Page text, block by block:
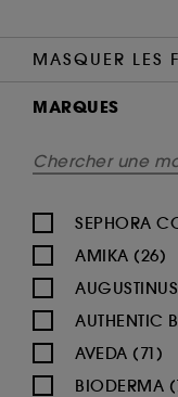
MASQUER LES
MARQUES
SEPHORA
AMIKA (26)
AUTHENTIC
AVEDA (71)
BIODERMA